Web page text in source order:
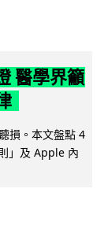
醫學界籲
損。本文盤點 4
」及 Apple 內